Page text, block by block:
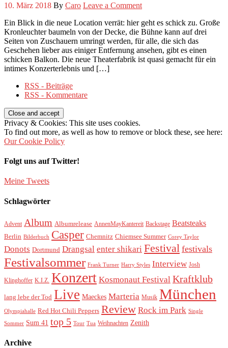
10. März 2018 By Caro Leave a Comment
Ein Blick in die neue Location verrät: hier geht es schick zu. Große
Kronleuchter baumeln von der Decke, die Bühne kann auf drei
Seiten von Zuschauern umringt werden, für alle, die sich das
Geschehen lieber aus einiger Entfernung ansehen, gibt es einen
schicken Balkon. Die neue Theaterfabrik ist quasi gemacht für ein
intimes Konzerterlebnis und […]
RSS - Beiträge
RSS - Kommentare
Privacy & Cookies: This site uses cookies.
To find out more, as well as how to remove or block these, see here:
Our Cookie Policy
Folgt uns auf Twitter!
Meine Tweets
Schlagwörter
Advent Album Albumrelease AnnenMayKantereit Backstage Beatsteaks
Berlin Bilderbuch Casper Chemnitz Chiemsee Summer Corey Taylor
Donots Dortmund Drangsal enter shikari Festival festivals
Festivalsommer Frank Turner Harry Styles Interview Josh
Klinghoffer K.I.Z. Konzert Kosmonaut Festival Kraftklub
lang lebe der Tod Live Maeckes Marteria Musik München
Olympiahalle Red Hot Chili Peppers Review Rock im Park Single
Sommer Sum 41 top 5 Tour Tua Weihnachten Zenith
Archive